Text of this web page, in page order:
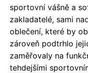
sportovní vášně a
zakladatelé, sami
oblečení, které by
zároveň podtrhlo
zaměřovaly na
tehdejšími